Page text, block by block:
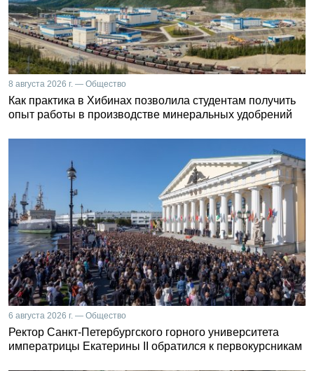
8 августа 2026 г. — Общество
Как практика в Хибинах позволила студентам получить
опыт работы в производстве минеральных удобрений
6 августа 2026 г. — Общество
Ректор Санкт-Петербургского горного университета
императрицы Екатерины II обратился к первокурсникам